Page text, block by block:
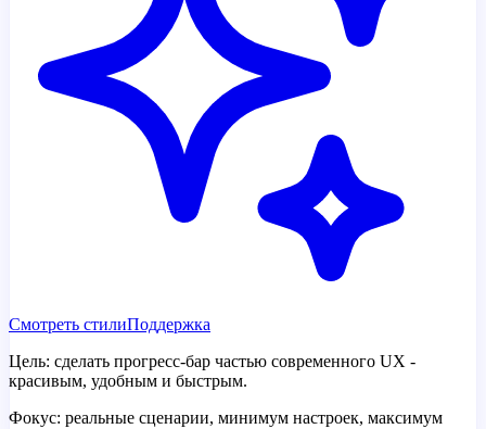
Смотреть стилиПоддержка
Цель: сделать прогресс-бар частью современного UX -
красивым, удобным и быстрым.
Фокус: реальные сценарии, минимум настроек, максимум